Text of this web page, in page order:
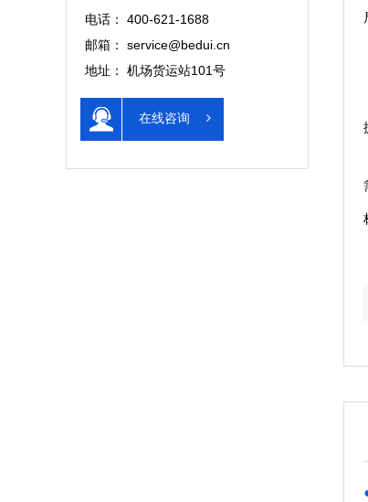
电话： 400-621-1688
邮箱： service@bedui.cn
地址： 机场货运站101号
在线咨询